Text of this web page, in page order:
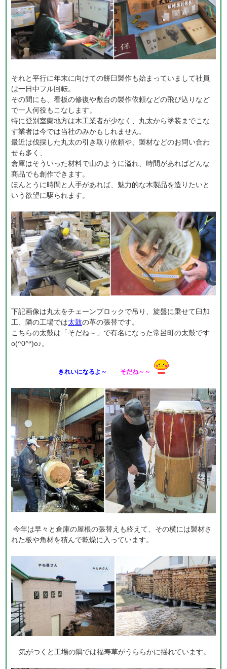
それと平行に年末に向けての餅臼製作も始まっていまして社員
は一日中フル回転。
その間にも、看板の修復や敷台の製作依頼などの飛び込りなど
で一人何役もこなします。
特に登別室蘭地方は木工業者が少なく、丸太から塗装までこな
す業者は今では当社のみかもしれません。
最近は伐採した丸太の引き取り依頼や、製材などのお問い合わ
せも多く、
倉庫はそういった材料で山のように溢れ、時間があればどんな
商品でも創作できます。
ほんとうに時間と人手があれば、魅力的な木製品を造りたいと
いう欲望に駆られます。
下記画像は丸太をチェーンブロックで吊り、旋盤に乗せて臼加
工、隣の工場では太鼓の革の張替です。
こちらの太鼓は「そだね～」で有名になった常呂町の太鼓です
o(^0^*)o♪。
きれいになるよ～ そだね～～
今年は早々と倉庫の屋根の張替えも終えて、その横には製材さ
れた板や角材を積んで乾燥に入っています。
気がつくと工場の隅では福寿草がうららかに揺れています。